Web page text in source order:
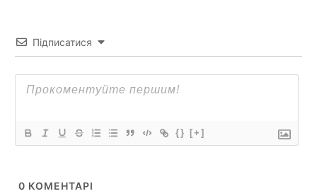
Підписатися
{} [+]
0 КОМЕНТАРІ